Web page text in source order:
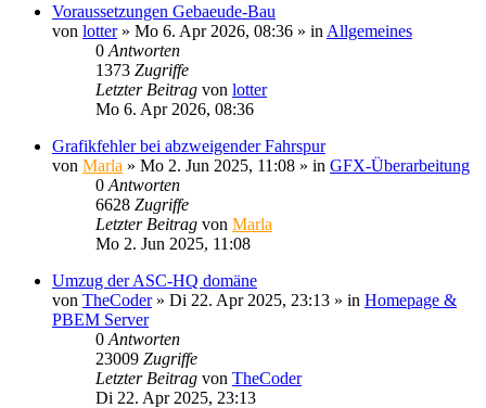
Voraussetzungen Gebaeude-Bau
von lotter» Mo 6. Apr 2026, 08:36 » in Allgemeines
0 Antworten
1373 Zugriffe
Letzter Beitrag von lotter
Mo 6. Apr 2026, 08:36
Grafikfehler bei abzweigender Fahrspur
von Marla » Mo 2. Jun 2025, 11:08 » in GFX-Überarbeitung
0 Antworten
6628 Zugriffe
Letzter Beitrag von Marla
Mo 2. Jun 2025, 11:08
Umzug der ASC-HQ domäne
von TheCoder» Di 22. Apr 2025, 23:13 » in Homepage &
PBEM Server
0 Antworten
23009 Zugriffe
Letzter Beitrag von TheCoder
Di 22. Apr 2025, 23:13